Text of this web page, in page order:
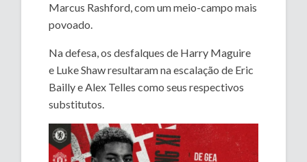
Marcus Rashford, com um meio-campo mais
povoado.
Na defesa, os desfalques de Harry Maguire
e Luke Shaw resultaram na escalação de Eric
Bailly e Alex Telles como seus respectivos
substitutos.